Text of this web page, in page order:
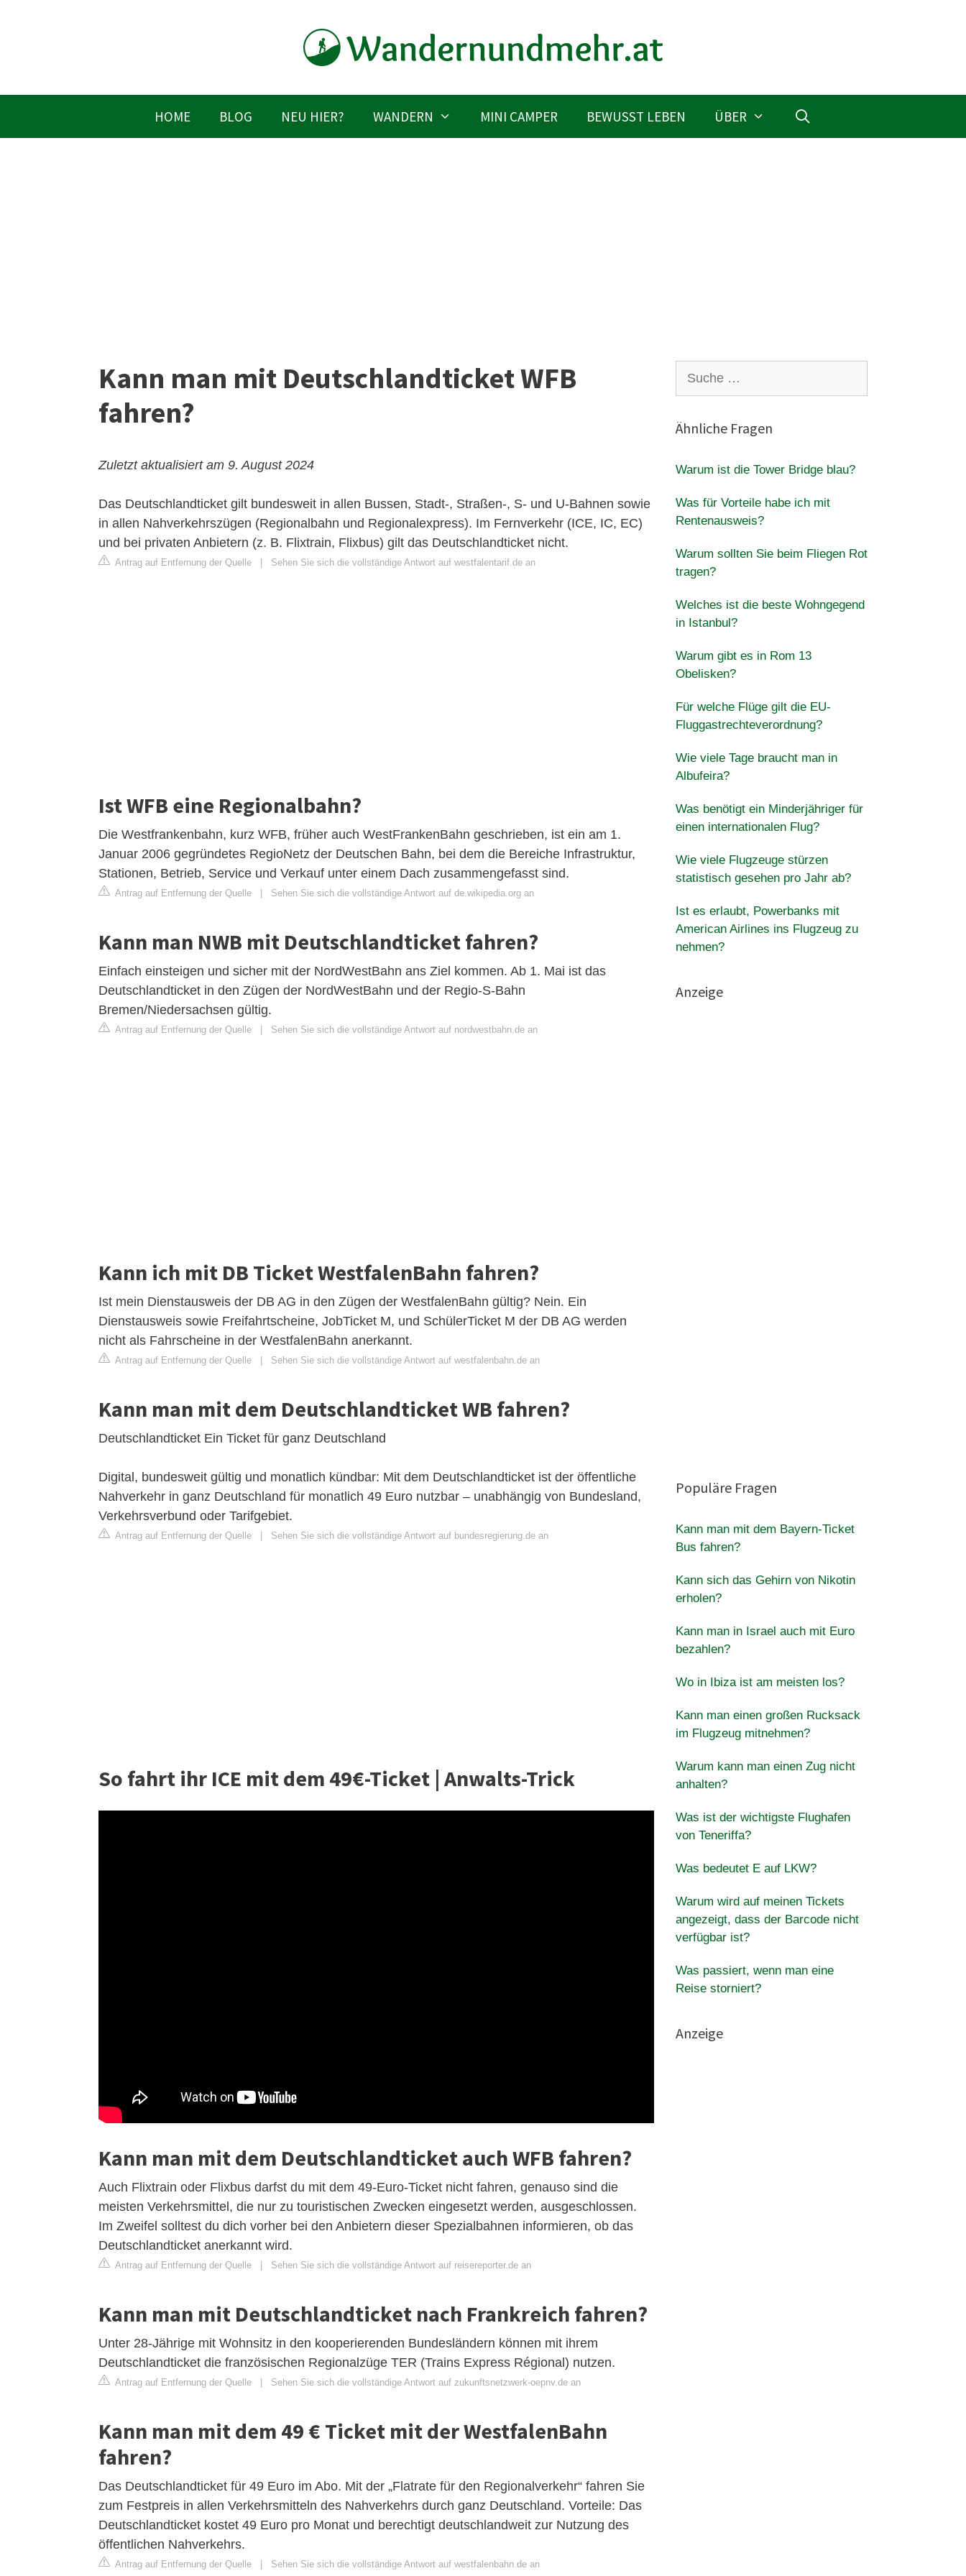
HOME BLOG NEU HIER? WANDERN MINI CAMPER BEWUSST LEBEN ÜBER
Kann man mit Deutschlandticket WFB
fahren?
Zuletzt aktualisiert am 9. August 2024
Das Deutschlandticket gilt bundesweit in allen Bussen, Stadt-, Straßen-, S- und U-Bahnen sowie
in allen Nahverkehrszügen (Regionalbahn und Regionalexpress). Im Fernverkehr (ICE, IC, EC)
und bei privaten Anbietern (z. B. Flixtrain, Flixbus) gilt das Deutschlandticket nicht.
Antrag auf Entfernung der Quelle Sehen Sie sich die vollständige Antwort auf westfalentarif.de an
Ist WFB eine Regionalbahn?
Die Westfrankenbahn, kurz WFB, früher auch WestFrankenBahn geschrieben, ist ein am 1.
Januar 2006 gegründetes RegioNetz der Deutschen Bahn, bei dem die Bereiche Infrastruktur,
Stationen, Betrieb, Service und Verkauf unter einem Dach zusammengefasst sind.
Antrag auf Entfernung der Quelle Sehen Sie sich die vollständige Antwort auf de.wikipedia.org an
Kann man NWB mit Deutschlandticket fahren?
Einfach einsteigen und sicher mit der NordWestBahn ans Ziel kommen. Ab 1. Mai ist das
Deutschlandticket in den Zügen der NordWestBahn und der Regio-S-Bahn
Bremen/Niedersachsen gültig.
Antrag auf Entfernung der Quelle Sehen Sie sich die vollständige Antwort auf nordwestbahn.de an
Kann ich mit DB Ticket WestfalenBahn fahren?
Ist mein Dienstausweis der DB AG in den Zügen der WestfalenBahn gültig? Nein. Ein
Dienstausweis sowie Freifahrtscheine, JobTicket M, und SchülerTicket M der DB AG werden
nicht als Fahrscheine in der WestfalenBahn anerkannt.
Antrag auf Entfernung der Quelle Sehen Sie sich die vollständige Antwort auf westfalenbahn.de an
Kann man mit dem Deutschlandticket WB fahren?
Deutschlandticket Ein Ticket für ganz Deutschland
Digital, bundesweit gültig und monatlich kündbar: Mit dem Deutschlandticket ist der öffentliche
Nahverkehr in ganz Deutschland für monatlich 49 Euro nutzbar – unabhängig von Bundesland,
Verkehrsverbund oder Tarifgebiet.
Antrag auf Entfernung der Quelle Sehen Sie sich die vollständige Antwort auf bundesregierung.de an
So fahrt ihr ICE mit dem 49€-Ticket | Anwalts-Trick
Kann man mit dem Deutschlandticket auch WFB fahren?
Auch Flixtrain oder Flixbus darfst du mit dem 49-Euro-Ticket nicht fahren, genauso sind die
meisten Verkehrsmittel, die nur zu touristischen Zwecken eingesetzt werden, ausgeschlossen.
Im Zweifel solltest du dich vorher bei den Anbietern dieser Spezialbahnen informieren, ob das
Deutschlandticket anerkannt wird.
Antrag auf Entfernung der Quelle | Sehen Sie sich die vollständige Antwort auf reisereporter.de an
Kann man mit Deutschlandticket nach Frankreich fahren?
Unter 28-Jährige mit Wohnsitz in den kooperierenden Bundesländern können mit ihrem
Deutschlandticket die französischen Regionalzüge TER (Trains Express Régional) nutzen.
Antrag auf Entfernung der Quelle | Sehen Sie sich die vollständige Antwort auf zukunftsnetzwerk-oepnv.de an
Kann man mit dem 49 € Ticket mit der WestfalenBahn
fahren?
Das Deutschlandticket für 49 Euro im Abo. Mit der „Flatrate für den Regionalverkehr“ fahren Sie
zum Festpreis in allen Verkehrsmitteln des Nahverkehrs durch ganz Deutschland. Vorteile: Das
Deutschlandticket kostet 49 Euro pro Monat und berechtigt deutschlandweit zur Nutzung des
öffentlichen Nahverkehrs.
Antrag auf Entfernung der Quelle | Sehen Sie sich die vollständige Antwort auf westfalenbahn.de an
nach:
Ähnliche Fragen
Warum ist die Tower Bridge blau?
Was für Vorteile habe ich mit
Rentenausweis?
Warum sollten Sie beim Fliegen Rot
tragen?
Welches ist die beste Wohngegend
in Istanbul?
Warum gibt es in Rom 13
Obelisken?
Für welche Flüge gilt die EU-
Fluggastrechteverordnung?
Wie viele Tage braucht man in
Albufeira?
Was benötigt ein Minderjähriger für
einen internationalen Flug?
Wie viele Flugzeuge stürzen
statistisch gesehen pro Jahr ab?
Ist es erlaubt, Powerbanks mit
American Airlines ins Flugzeug zu
nehmen?
Anzeige
Populäre Fragen
Kann man mit dem Bayern-Ticket
Bus fahren?
Kann sich das Gehirn von Nikotin
erholen?
Kann man in Israel auch mit Euro
bezahlen?
Wo in Ibiza ist am meisten los?
Kann man einen großen Rucksack
im Flugzeug mitnehmen?
Warum kann man einen Zug nicht
anhalten?
Was ist der wichtigste Flughafen
von Teneriffa?
Was bedeutet E auf LKW?
Warum wird auf meinen Tickets
angezeigt, dass der Barcode nicht
verfügbar ist?
Was passiert, wenn man eine
Reise storniert?
Anzeige